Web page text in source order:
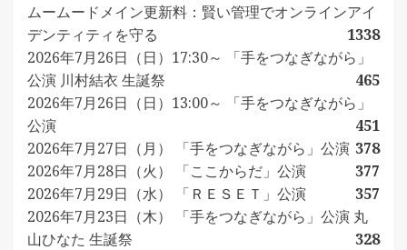
ムームードメイン更新料：賢い管理でオンラインアイ
デンティティを守る
1338
2026年7月26日（日）17:30～ 「手をつなぎながら」
公演 川村結衣 生誕祭
465
2026年7月26日（日）13:00～ 「手をつなぎながら」
公演
451
2026年7月27日（月） 「手をつなぎながら」公演 378
2026年7月28日（火） 「ここからだ」公演
377
2026年7月29日（水） 「ＲＥＳＥＴ」公演
357
2026年7月23日（木） 「手をつなぎながら」公演 丸
山ひなた 生誕祭
328